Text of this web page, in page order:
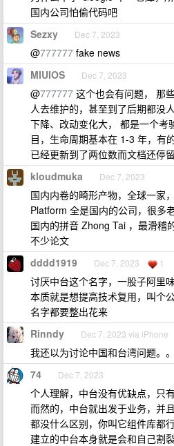
国内公司怕偷代码吧
Sezxy Dec 7, 2023
@777777 fake news
MIUIOS Dec 7, 2023
@777777 这个也会有问题， 那
人去维护的，甚至到了后期都没
下降、改动变化大， 都是一个考
目，生命周期基本在 1-3 年，有
已经更新到了两位数而文档还停
kloudmuka Dec 7, 2023
国内内卷的畸形产物，全球一家
Platform 全是国内的公司，很多
国内的拼音 Zhong Tai ，最滑稽
不少论文
dddd1919 Dec 7, 2023 1
讨厌中台这个名字，一股子阿里
本质就是想提高技术复用，叫个
名字都要整出花来
Rinndy Dec 7, 2023 via iPhone
我还以为讨论中国和台湾问题。。
74 Dec 7, 2023
个人理解，中台没有优缺点，只
而然的，中台就出发于业务，并
都没什么区别，你叫它组件库都
建立的中台本身就是会和自己割